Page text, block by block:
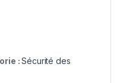
:Sécurité des